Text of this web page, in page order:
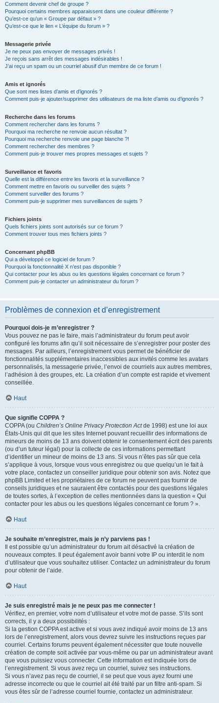
Comment devenir chef de groupe ?
Pourquoi certains membres apparaissent dans une couleur différente ?
Qu’est-ce qu’un « Groupe par défaut » ?
Qu’est-ce que le lien « L’équipe du forum » ?
Messagerie privée
Je ne peux pas envoyer de messages privés !
Je reçois sans arrêt des messages indésirables !
J’ai reçu un spam ou un courriel abusif d’un membre de ce forum !
Amis et ignorés
Que sont mes listes d’amis et d’ignorés ?
Comment puis-je ajouter/supprimer des utilisateurs de ma liste d’amis ou d’ignorés ?
Recherche dans les forums
Comment rechercher dans les forums ?
Pourquoi ma recherche ne renvoie aucun résultat ?
Pourquoi ma recherche renvoie une page blanche ?!
Comment rechercher des membres ?
Comment puis-je trouver mes propres messages et sujets ?
Surveillance et favoris
Quelle est la différence entre les favoris et la surveillance ?
Comment mettre en favoris ou surveiller des sujets ?
Comment surveiller des forums ?
Comment puis-je supprimer mes surveillances de sujets ?
Fichiers joints
Quels fichiers joints sont autorisés sur ce forum ?
Comment trouver tous mes fichiers joints ?
Concernant phpBB
Qui a développé ce logiciel de forum ?
Pourquoi la fonctionnalité X n’est pas disponible ?
Qui contacter pour les abus ou les questions légales concernant ce forum ?
Comment puis-je contacter un administrateur du forum ?
Problèmes de connexion et d’enregistrement
Pourquoi dois-je m’enregistrer ?
Vous pouvez ne pas le faire, mais l’administrateur du forum peut avoir
configuré les forums afin qu’il soit nécessaire de s’enregistrer pour poster des
messages. Par ailleurs, l’enregistrement vous permet de bénéficier de
fonctionnalités supplémentaires inaccessibles aux invités comme les avatars
personnalisés, la messagerie privée, l’envoi de courriels aux autres membres,
l’adhésion à des groupes, etc. La création d’un compte est rapide et vivement
conseillée.
Haut
Que signifie COPPA ?
COPPA (ou Children’s Online Privacy Protection Actde 1998) est une loi aux
États-Unis qui dit que les sites Internet pouvant recueillir des informations de
mineurs de moins de 13 ans doivent obtenir le consentement écrit des parents
(ou d’un tuteur légal) pour la collecte de ces informations permettant
d’identifier un mineur de moins de 13 ans. Si vous n’êtes pas sûr que cela
s’applique à vous, lorsque vous vous enregistrez ou que quelqu’un le fait à
votre place, contactez un conseiller juridique pour obtenir son avis. Notez que
phpBB Limited et les propriétaires de ce forum ne peuvent pas fournir de
conseils juridiques et ne sauraient être contactés pour des questions légales
de toutes sortes, à l’exception de celles mentionnées dans la question « Qui
contacter pour les abus ou les questions légales concernant ce forum ? ».
Haut
Je souhaite m’enregistrer, mais je n’y parviens pas !
Il est possible qu’un administrateur du forum ait désactivé la création de
nouveaux comptes. Il peut également avoir banni votre IP ou interdit le nom
d’utilisateur que vous souhaitez utiliser. Contactez un administrateur du forum
pour obtenir de l’aide.
Haut
Je suis enregistré mais je ne peux pas me connecter !
Vérifiez, en premier, votre nom d’utilisateur et votre mot de passe. S’ils sont
corrects, il y a deux possibilités :
Si la gestion COPPA est active et si vous avez indiqué avoir moins de 13 ans
lors de l’enregistrement, alors vous devrez suivre les instructions reçues par
courriel. Certains forums peuvent également nécessiter que toute nouvelle
création de compte soit activée par vous-même ou par un administrateur avant
que vous puissiez vous connecter. Cette information est indiquée lors de
l’enregistrement. Si vous avez reçu un courriel, suivez ses instructions.
Si vous n’avez pas reçu de courriel, il se peut que vous ayez fourni une
adresse incorrecte ou que le courriel ait été traité par un filtre anti-spam. Si
vous êtes sûr de l’adresse courriel fournie, contactez un administrateur.